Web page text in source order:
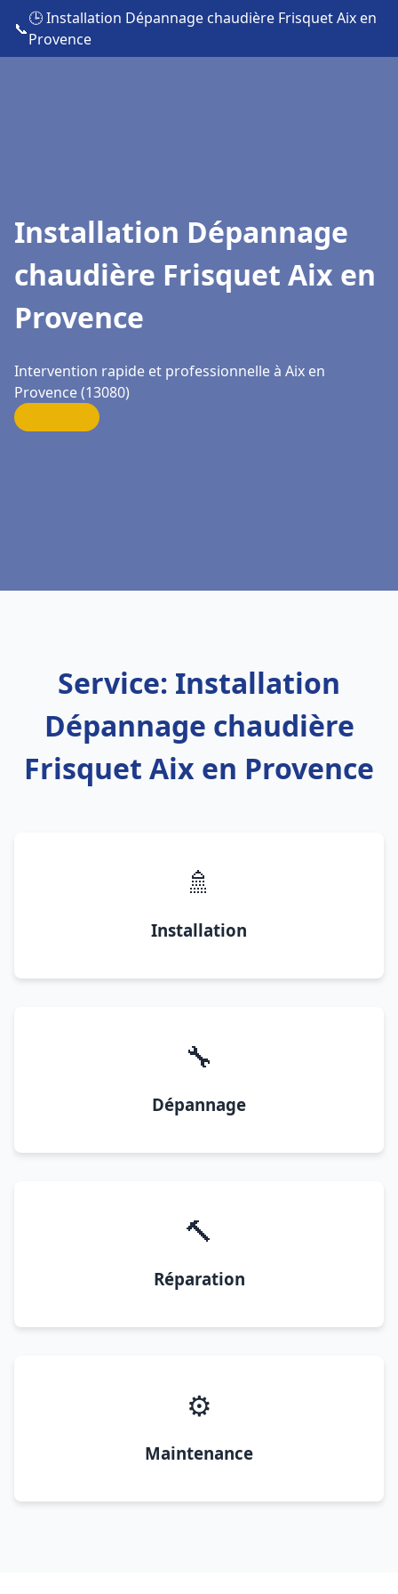
📞
🕒 Installation Dépannage chaudière Frisquet Aix en
Provence
Installation Dépannage
chaudière Frisquet Aix en
Provence
Intervention rapide et professionnelle à Aix en
Provence (13080)
Service: Installation
Dépannage chaudière
Frisquet Aix en Provence
🚿
Installation
🔧
Dépannage
🔨
Réparation
⚙️
Maintenance